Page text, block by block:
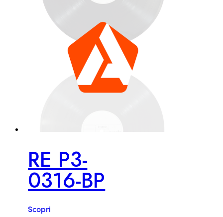
RE P3-
0316-BP
Scopri